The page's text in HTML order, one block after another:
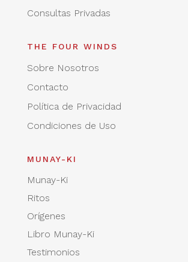
Consultas Privadas
THE FOUR WINDS
Sobre Nosotros
Contacto
Política de Privacidad
Condiciones de Uso
MUNAY-KI
Munay-Ki
Ritos
Orígenes
Libro Munay-Ki
Testimonios